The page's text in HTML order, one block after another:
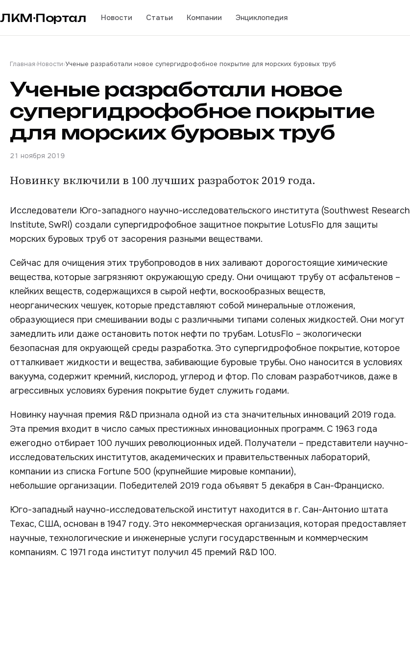
ЛКМ·Портал Новости Статьи Компании Энциклопедия
Главная›Новости›Ученые разработали новое супергидрофобное покрытие для морских буровых труб
Ученые разработали новое
супергидрофобное покрытие
для морских буровых труб
21 ноября 2019
Новинку включили в 100 лучших разработок 2019 года.
Исследователи Юго-западного научно-исследовательского института (Southwest Research
Institute, SwRI) создали супергидрофобное защитное покрытие LotusFlo для защиты
морских буровых труб от засорения разными веществами.
Сейчас для очищения этих трубопроводов в них заливают дорогостоящие химические
вещества, которые загрязняют окружающую среду. Они очищают трубу от асфальтенов –
клейких веществ, содержащихся в сырой нефти, воскообразных веществ,
неорганических чешуек, которые представляют собой минеральные отложения,
образующиеся при смешивании воды с различными типами соленых жидкостей. Они могут
замедлить или даже остановить поток нефти по трубам. LotusFlo – экологически
безопасная для окруающей среды разработка. Это супергидрофобное покрытие, которое
отталкивает жидкости и вещества, забивающие буровые трубы. Оно наносится в условиях
вакуума, содержит кремний, кислород, углерод и фтор. По словам разработчиков, даже в
агрессивных условиях бурения покрытие будет служить годами.
Новинку научная премия R&D признала одной из ста значительных инноваций 2019 года.
Эта премия входит в число самых престижных инновационных программ. С 1963 года
ежегодно отбирает 100 лучших революционных идей. Получатели – представители научно-
исследовательских институтов, академических и правительственных лабораторий,
компании из списка Fortune 500 (крупнейшие мировые компании),
небольшие организации. Победителей 2019 года объявят 5 декабря в Сан-Франциско.
Юго-западный научно-исследовательской институт находится в г. Сан-Антонио штата
Техас, США, основан в 1947 году. Это некоммерческая организация, которая предоставляет
научные, технологические и инженерные услуги государственным и коммерческим
компаниям. С 1971 года институт получил 45 премий R&D 100.